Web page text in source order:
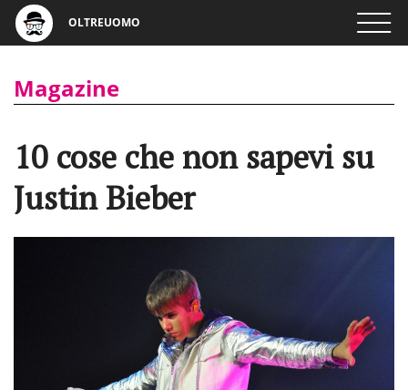
OLTREUOMO
Magazine
10 cose che non sapevi su
Justin Bieber